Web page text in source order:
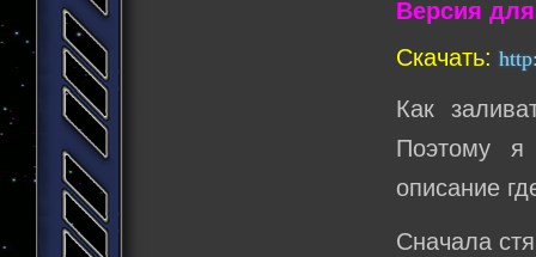
Версия
Скачать:
Как
Поэтому я
описание
Сначала